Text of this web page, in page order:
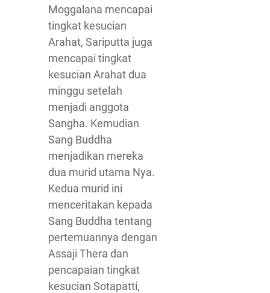
Moggalana mencapai
tingkat kesucian
Arahat, Sariputta juga
mencapai tingkat
kesucian Arahat dua
minggu setelah
menjadi anggota
Sangha. Kemudian
Sang Buddha
menjadikan mereka
dua murid utama Nya.
Kedua murid ini
menceritakan kepada
Sang Buddha tentang
pertemuannya dengan
Assaji Thera dan
pencapaian tingkat
kesucian Sotapatti,